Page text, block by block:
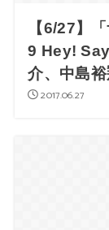
【6/27】
9 Hey!
介、中島裕
2017.06.27